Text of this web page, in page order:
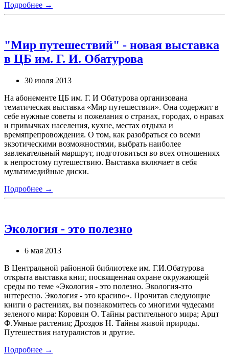
Подробнее →
"Мир путешествий" - новая выставка
в ЦБ им. Г. И. Обатурова
30 июля 2013
На абонементе ЦБ им. Г. И Обатурова организована
тематическая выставка «Мир путешествии». Она содержит в
себе нужные советы и пожелания о странах, городах, о нравах
и привычках населения, кухне, местах отдыха и
времяпрепровождения. О том, как разобраться со всеми
экзотическими возможностями, выбрать наиболее
завлекательный маршрут, подготовиться во всех отношениях
к непростому путешествию. Выставка включает в себя
мультимедийные диски.
Подробнее →
Экология - это полезно
6 мая 2013
В Центральной районной библиотеке им. Г.И.Обатурова
открыта выставка книг, посвященная охране окружающей
среды по теме «Экология - это полезно. Экология-это
интересно. Экология - это красиво». Прочитав следующие
книги о растениях, вы познакомитесь со многими чудесами
зеленого мира: Коровин О. Тайны растительного мира; Арцт
Ф.Умные растения; Дроздов Н. Тайны живой природы.
Путешествия натуралистов и другие.
Подробнее →